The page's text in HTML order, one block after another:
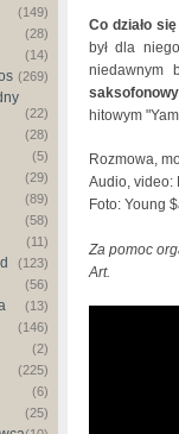
(149)
(28)
(14)
(269)
(22)
(28)
(5)
(29)
(89)
(58)
(11)
(123)
(56)
(13)
(146)
(2)
(225)
(6)
(25)
Co działo
był dla
niedawnym
hitowym
Rozmowa,
Audio, video:
Foto: Young
Za pomoc
Art.